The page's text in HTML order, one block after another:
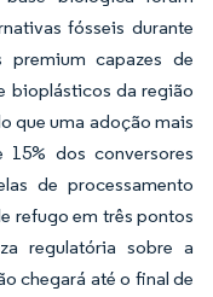
fósseis durante
capazes de
bioplásticos da região
que uma adoção mais
dos conversores
de processamento
refugo em três pontos
regulatória sobre a
chegará até o final de